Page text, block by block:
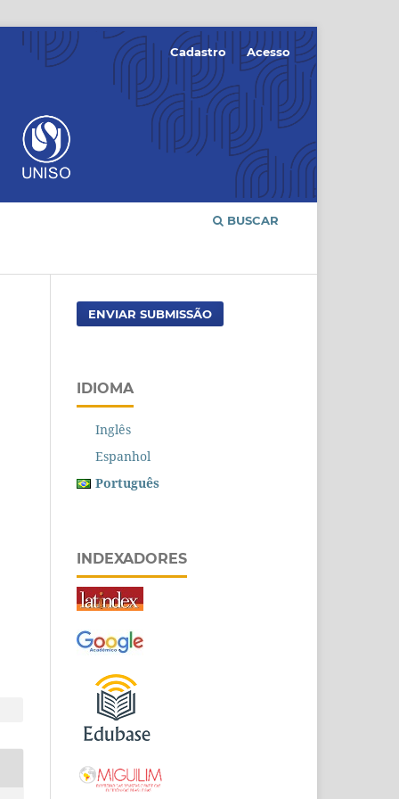
BUSCAR
Cadastro Acesso
ENVIAR SUBMISSÃO
IDIOMA
Inglês
Espanhol
Português
INDEXADORES